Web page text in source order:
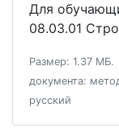
Для
08.03.01
Размер: 1.37 МБ.
документа:
русский